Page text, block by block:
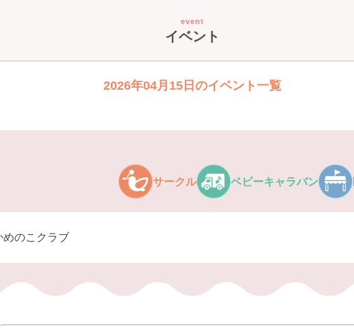
event
イベント
2026年04月15日のイベント一覧
サークル ベビーキャラバン
めのこクラブ